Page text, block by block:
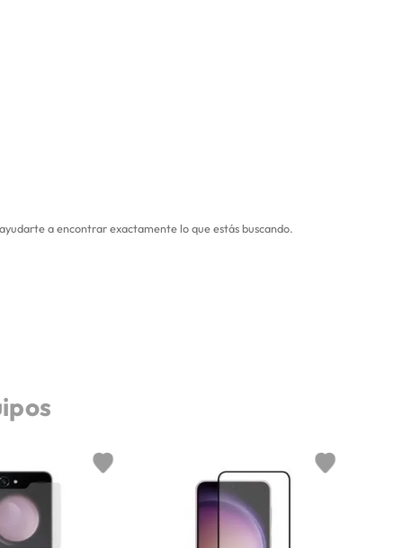
a encontrar exactamente lo que estás buscando.